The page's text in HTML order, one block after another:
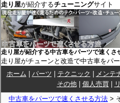
走り屋が紹介するチューニングサイト
走り屋が紹介する中古車をパーツで速くさ
走り屋がチューンと改造で中古車をパ
ホーム
パーツ テクニック メン
その他| 個人売買
中古車をパーツで速くさせる方法 >